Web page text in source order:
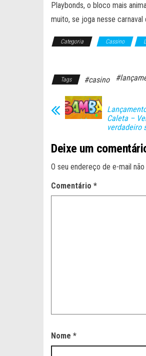
Playbonds, o bloco mais
muito, se joga nesse carnaval
Categoria Cassino
Tags #casino
Caleta –
verdadeiro
Deixe um
O seu endereço de e-mail
Comentário *
Nome *